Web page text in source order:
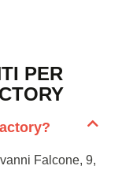
PER
Falcone, 9,